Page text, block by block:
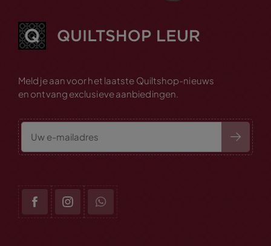
Meld je aan voor het laatste Quiltshop-nieuws
en ontvang exclusieve aanbiedingen.